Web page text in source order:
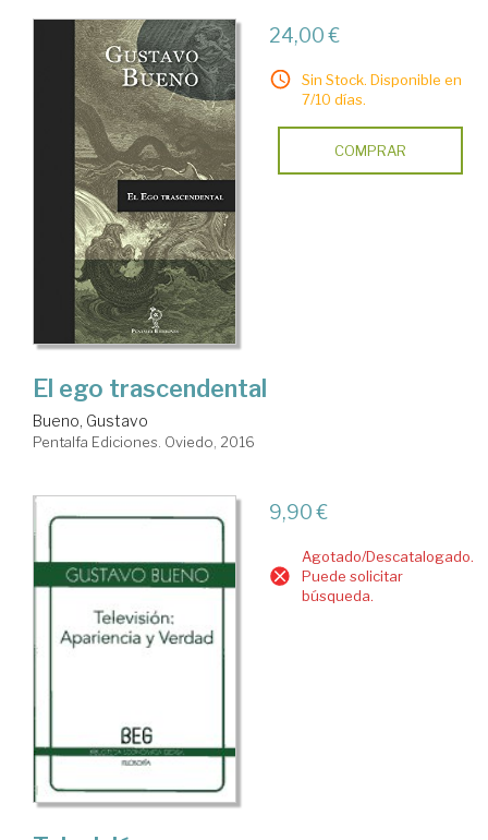
24,00 €
Sin Stock. Disponible en
7/10 días.
COMPRAR
El ego trascendental
Bueno, Gustavo
Pentalfa Ediciones. Oviedo, 2016
9,90 €
Agotado/Descatalogado.
Puede solicitar
búsqueda.